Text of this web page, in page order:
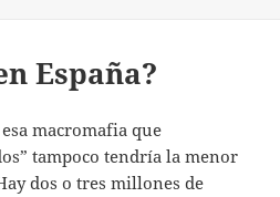
España?
macromafia que
tampoco tendría la menor
dos o tres millones de